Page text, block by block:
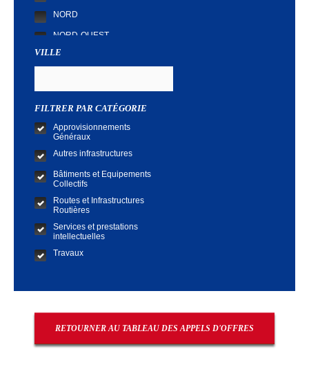
NORD
NORD-OUEST
SUD
VILLE
FILTRER PAR CATÉGORIE
Approvisionnements
Généraux
Autres infrastructures
Bâtiments et Equipements
Collectifs
Routes et Infrastructures
Routières
Services et prestations
intellectuelles
Travaux
RETOURNER AU TABLEAU DES APPELS D'OFFRES